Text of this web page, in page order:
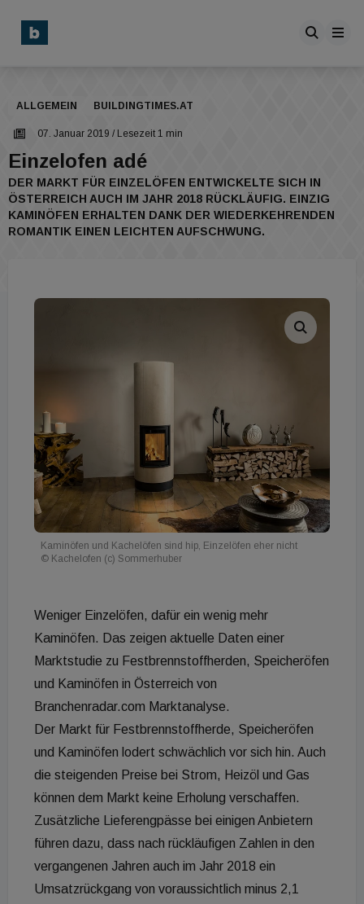
ALLGEMEIN BUILDINGTIMES.AT
07. Januar 2019 / Lesezeit 1 min
Einzelofen adé
DER MARKT FÜR EINZELÖFEN ENTWICKELTE SICH IN
ÖSTERREICH AUCH IM JAHR 2018 RÜCKLÄUFIG. EINZIG
KAMINÖFEN ERHALTEN DANK DER WIEDERKEHRENDEN
ROMANTIK EINEN LEICHTEN AUFSCHWUNG.
Kaminöfen und Kachelöfen sind hip, Einzelöfen eher nicht
© Kachelofen (c) Sommerhuber
Weniger Einzelöfen, dafür ein wenig mehr
Kaminöfen. Das zeigen aktuelle Daten einer
Marktstudie zu Festbrennstoffherden, Speicheröfen
und Kaminöfen in Österreich von
Branchenradar.com Marktanalyse.
Der Markt für Festbrennstoffherde, Speicheröfen
und Kaminöfen lodert schwächlich vor sich hin. Auch
die steigenden Preise bei Strom, Heizöl und Gas
können dem Markt keine Erholung verschaffen.
Zusätzliche Lieferengpässe bei einigen Anbietern
führen dazu, dass nach rückläufigen Zahlen in den
vergangenen Jahren auch im Jahr 2018 ein
Umsatzrückgang von voraussichtlich minus 2,1